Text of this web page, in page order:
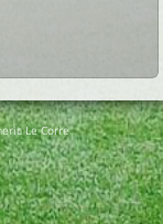
Le Corre